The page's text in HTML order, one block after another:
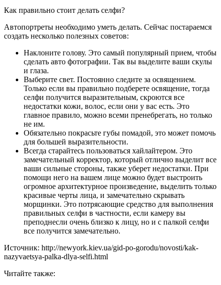
Как правильно стоит делать селфи?
Автопортреты необходимо уметь делать. Сейчас постараемся
создать несколько полезных советов:
Наклоните голову. Это самый популярный прием, чтобы
сделать авто фотографии. Так вы выделите ваши скулы
и глаза.
Выберите свет. Постоянно следите за освящением.
Только если вы правильно подберете освящение, тогда
селфи получится выразительным, скроются все
недостатки кожи, волос, если они у вас есть. Это
главное правило, можно всеми пренебрегать, но только
не им.
Обязательно покрасьте губы помадой, это может помочь
для большей выразительности.
Всегда старайтесь пользоваться хайлайтером. Это
замечательный корректор, который отлично выделит все
ваши сильные стороны, также уберет недостатки. При
помощи него на вашем лице можно будет выстроить
огромное архитектурное произведение, выделить только
красивые черты лица, и замечательно скрывать
морщинки. Это потрясающие средство для выполнения
правильных селфи в частности, если камеру вы
преподнесли очень близко к лицу, но и с палкой селфи
все получится замечательно.
Источник: http://newyork.kiev.ua/gid-po-gorodu/novosti/kak-
nazyvaetsya-palka-dlya-selfi.html
Читайте также: